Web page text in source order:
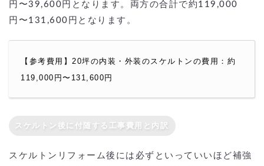
円〜39,600円となります。両方の合計で約119,000
円〜131,600円となります。
【参考費用】20坪の内装・外装のスケルトンの費用：約
119,000円〜131,600円
スケルトン後に付随する工事費用と内訳
スケルトンリフォーム後には必ずといっていいほど補強